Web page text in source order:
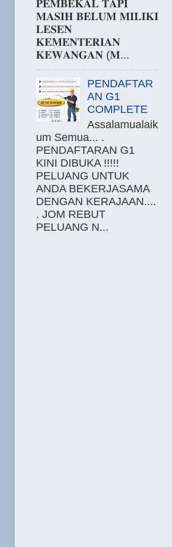
𝐏𝐄𝐌𝐁𝐄𝐊𝐀𝐋 𝐓𝐀𝐏𝐈
𝐌𝐀𝐒𝐈𝐇 𝐁𝐄𝐋𝐔𝐌 𝐌𝐈𝐋𝐈𝐊𝐈
𝐋𝐄𝐒𝐄𝐍
𝐊𝐄𝐌𝐄𝐍𝐓𝐄𝐑𝐈𝐀𝐍
𝐊𝐄𝐖𝐀𝐍𝐆𝐀𝐍 (𝐌...
PENDAFTAR
AN G1
COMPLETE
Assalamualaik
um Semua... .
PENDAFTARAN G1
KINI DIBUKA !!!!!
PELUANG UNTUK
ANDA BEKERJASAMA
DENGAN KERAJAAN....
. JOM REBUT
PELUANG N...